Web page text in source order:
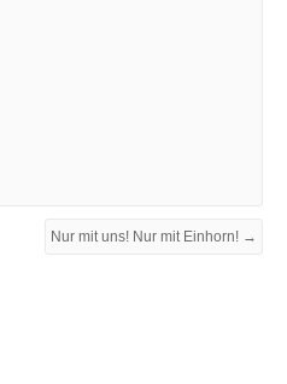
Nur mit uns! Nur mit Einhorn! →